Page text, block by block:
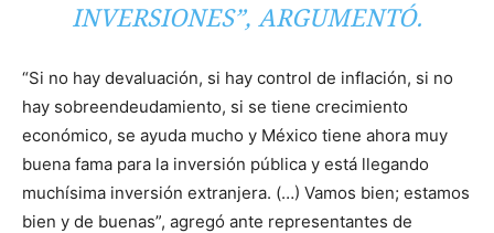
INVERSIONES”, ARGUMENTÓ.
“Si no hay devaluación, si hay control de inflación, si no
hay sobreendeudamiento, si se tiene crecimiento
económico, se ayuda mucho y México tiene ahora muy
buena fama para la inversión pública y está llegando
muchísima inversión extranjera. (…) Vamos bien; estamos
bien y de buenas”, agregó ante representantes de